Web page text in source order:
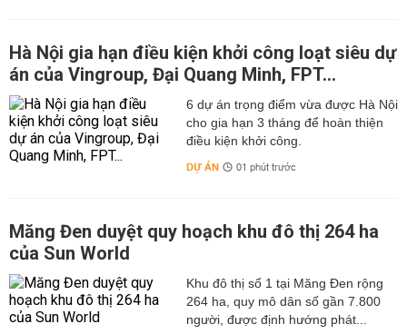
Hà Nội gia hạn điều kiện khởi công loạt siêu dự
án của Vingroup, Đại Quang Minh, FPT...
6 dự án trọng điểm vừa được Hà Nội
cho gia hạn 3 tháng để hoàn thiện
điều kiện khởi công.
DỰ ÁN 01 phút trước
Măng Đen duyệt quy hoạch khu đô thị 264 ha
của Sun World
Khu đô thị số 1 tại Măng Đen rộng
264 ha, quy mô dân số gần 7.800
người, được định hướng phát...